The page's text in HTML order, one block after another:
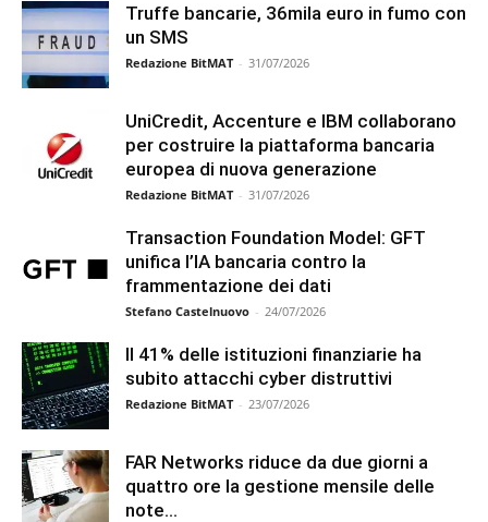
Truffe bancarie, 36mila euro in fumo con
un SMS
Redazione BitMAT - 31/07/2026
UniCredit, Accenture e IBM collaborano
per costruire la piattaforma bancaria
europea di nuova generazione
Redazione BitMAT - 31/07/2026
Transaction Foundation Model: GFT
unifica l’IA bancaria contro la
frammentazione dei dati
Stefano Castelnuovo - 24/07/2026
Il 41% delle istituzioni finanziarie ha
subito attacchi cyber distruttivi
Redazione BitMAT - 23/07/2026
FAR Networks riduce da due giorni a
quattro ore la gestione mensile delle
note...